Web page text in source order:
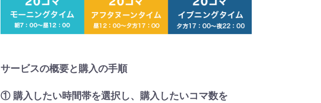
サービスの概要と購入の手順
① 購入したい時間帯を選択し、購入したいコマ数を